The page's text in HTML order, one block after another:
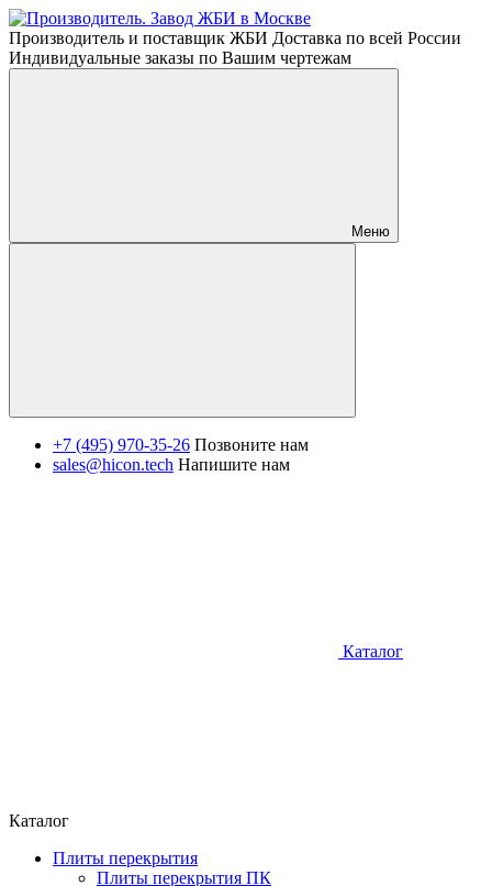
Производитель и поставщик ЖБИ Доставка по всей России
Индивидуальные заказы по Вашим чертежам
Меню
+7 (495) 970-35-26 Позвоните нам
sales@hicon.tech Напишите нам
Каталог
Каталог
Плиты перекрытия
Плиты перекрытия ПК